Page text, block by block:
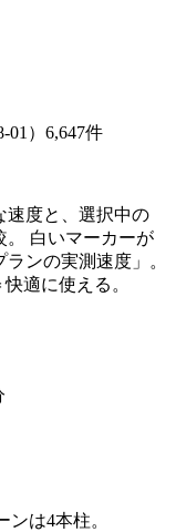
01 ） 6,647件
速度と、選択中の
。 白いマーカーが
ンの実測速度」。
適に使える。
は4本柱。